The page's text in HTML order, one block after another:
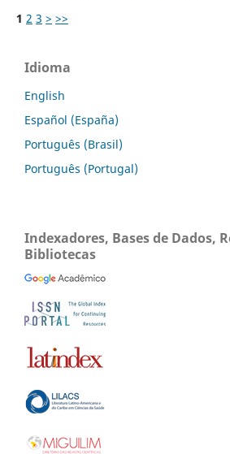
1 2 3 > >>
Idioma
English
Español (España)
Português (Brasil)
Português (Portugal)
Indexadores, Bases de Dados,
Bibliotecas